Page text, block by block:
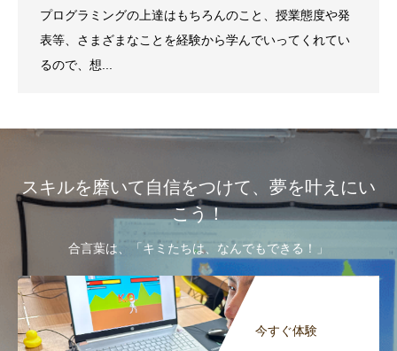
プログラミングの上達はもちろんのこと、授業態度や発
表等、さまざまなことを経験から学んでいってくれてい
るので、想...
スキルを磨いて自信をつけて、夢を叶えにい
こう！
合言葉は、「キミたちは、なんでもできる！」
今すぐ体験